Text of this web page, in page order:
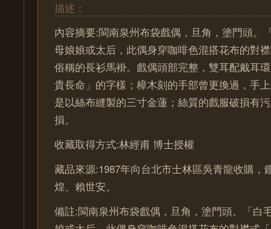
描述：
內容摘要:閩南泉州布袋戲偶，旦角，塗門頭。
母娘娘或太后，此偶身穿咖啡色混搭花布的對
俗稱的長衫馬褂。戲偶頭部完整，雙耳配戴耳
貴長命」的字樣；樟木刻的手部曾更換過，手
是以絲布縫製的三寸金蓮；絲質的戲服破損有
損。
收藏取得方式:林經甫 博士授權
藏品來源:1987年向台北市士林區吳青龍收購，
煌、賴世安。
備註:閩南泉州布袋戲偶，旦角，塗門頭。「白